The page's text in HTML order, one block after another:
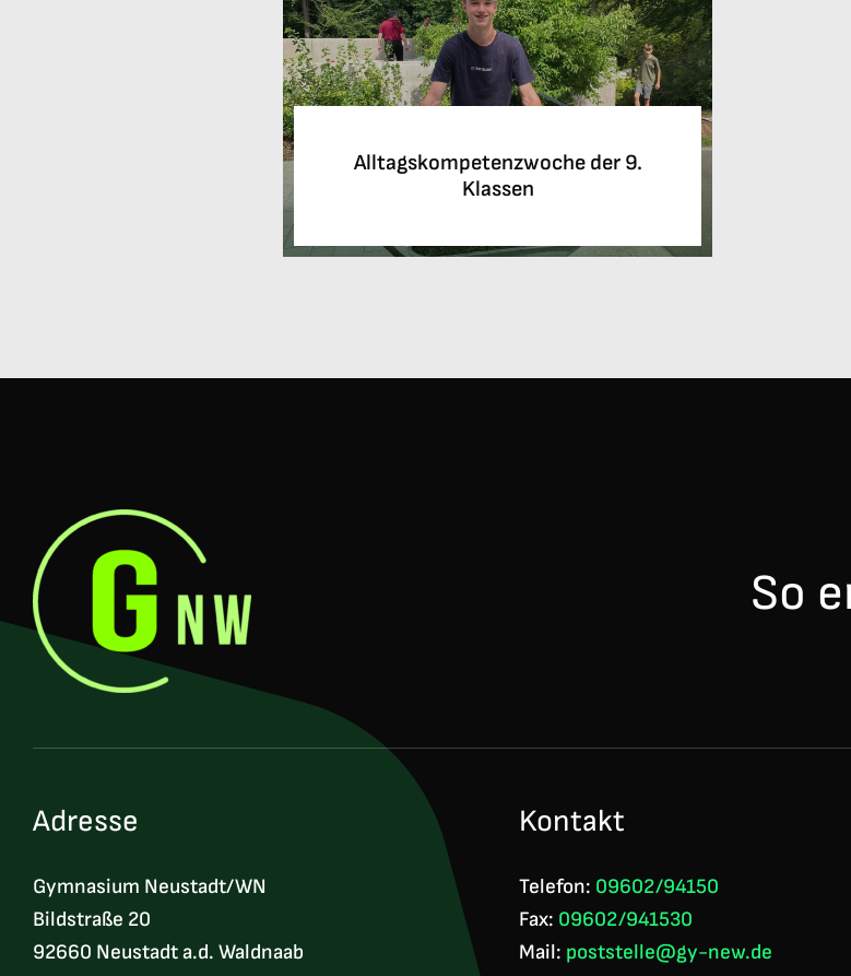
Alltagskompetenzwoche der 9.
Klassen
So
Adresse
Gymnasium Neustadt/WN
Bildstraße 20
92660 Neustadt a.d. Waldnaab
Kontakt
Telefon: 09602/94150
Fax: 09602/941530
Mail: poststelle@gy-new.de